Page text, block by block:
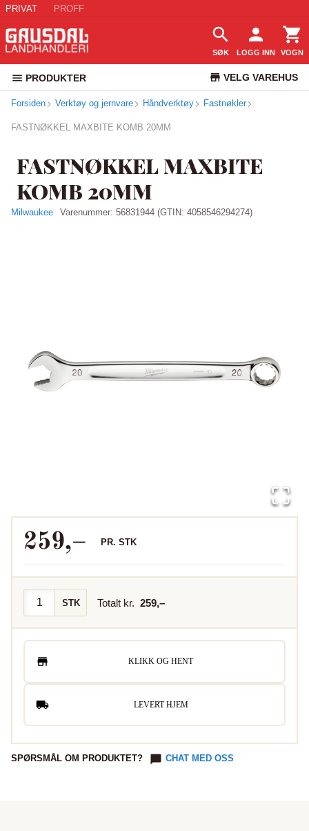
PRIVAT PROFF
SØK LOGG INN VOGN
PRODUKTER VELG VAREHUS
KUNDESERVICE
Forsiden Verktøy og jernvare Håndverktøy Fastnøkler
FASTNØKKEL MAXBITE KOMB 20MM
FASTNØKKEL MAXBITE
KOMB 20MM
Milwaukee Varenummer: 56831944 (GTIN: 4058546294274)
259,– PR. STK
STK Totalt kr. 259,–
KLIKK OG HENT
LEVERT HJEM
SPØRSMÅL OM PRODUKTET? CHAT MED OSS